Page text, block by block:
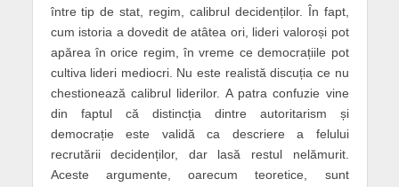
între tip de stat, regim, calibrul decidenților. În fapt,
cum istoria a dovedit de atâtea ori, lideri valoroși pot
apărea în orice regim, în vreme ce democrațiile pot
cultiva lideri mediocri. Nu este realistă discuția ce nu
chestionează calibrul liderilor. A patra confuzie vine
din faptul că distincția dintre autoritarism și
democrație este validă ca descriere a felului
recrutării decidenților, dar lasă restul nelămurit.
Aceste argumente, oarecum teoretice, sunt